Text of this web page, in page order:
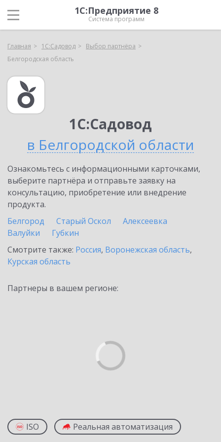
1С:Предприятие 8
Система программ
Главная 1С:Садовод
Выбор партнёра
Белгородская область
1С:Садовод
в Белгородской области
Ознакомьтесь с информационными карточками,
выберите партнёра и отправьте заявку на
консультацию, приобретение или внедрение
продукта.
Белгород
Старый Оскол
Алексеевка
Валуйки
Губкин
Смотрите также: Россия, Воронежская область,
Курская область
Партнеры в вашем регионе:
ISO Реальная автоматизация